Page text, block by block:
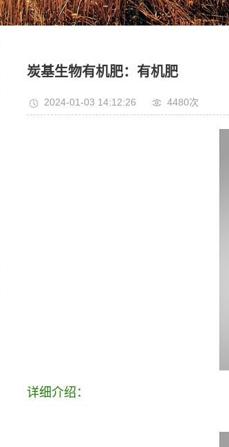
炭基生物有机肥：有机肥
2024-01-03 14:12:26 4480次
详细介绍：